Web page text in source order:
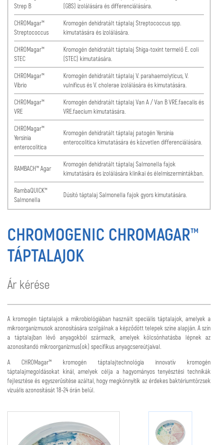
CHROMOGENIC CHROMAGAR™
TÁPTALAJOK
Ár kérése
A kromogén táptalajok a mikrobiológiában használt speciális táptalajok, amelyek a
mikroorganizmusok azonosítására szolgálnak a képződött telepek színe alapján. A szín
a táptalajban lévő anyagokból származik, amelyek kölcsönhatásba lépnek az
azonosítandó mikroorganizmus(ok) specifikus anyagcsereútjaival.
A CHROMagar™ kromogén táptalajtechnológia innovatív kromogén
táptalajmegoldásokat kínál, amelyek célja a hagyományos tenyésztési technikák
fejlesztése és egyszerűsítése azáltal, hogy megkönnyítik az érdekes baktériumtörzsek
vizuális azonosítását 18-24 órán belül.
Strep B
(GBS) izolálására és differenciálására.
CHROMagar™
Streptococcus
Kromogén dehidratált táptalaj Streptococcus spp.
kimutatására és izolálására.
CHROMagar™
STEC
Kromogén dehidratált táptalaj Shiga-toxint termelő E. coli
(STEC) kimutatására.
CHROMagar™
Vibrio
Kromogén dehidratált táptalaj V. parahaemolyticus, V.
vulnificus és V. cholerae izolálására és kimutatására.
CHROMagar™
VRE
Kromogén dehidratált táptalaj Van A / Van B VRE.faecalis és
VRE.faecium kimutatására.
CHROMagar™
Yersinia
enterocolitica
Kromogén dehidratált táptalaj patogén Yersinia
enterocolitica kimutatására és közvetlen differenciálására.
RAMBACH™ Agar
Kromogén dehidratált táptalaj Salmonella fajok
kimutatására és izolálására klinikai és élelmiszermintákban.
RambaQUICK™
Salmonella
Dúsító táptalaj Salmonella fajok gyors kimutatására.